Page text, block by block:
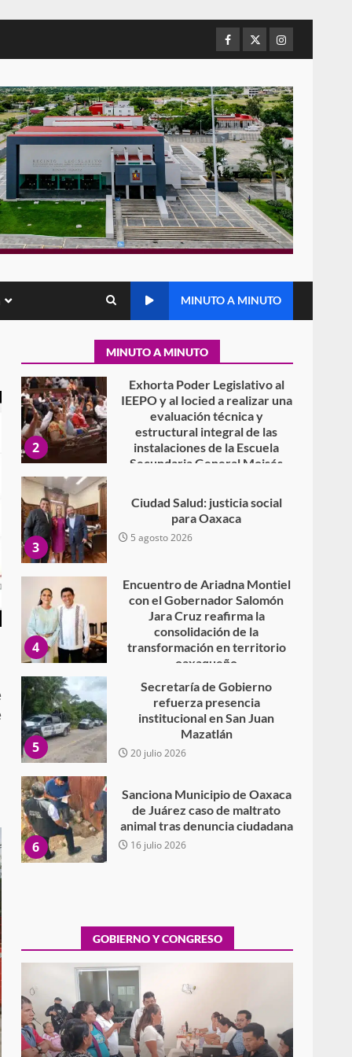
Facebook
TwitterInstagram
MINUTO A MINUTO
MINUTO A MINUTO
institucional en San Juan
Mazatlán
6
Sanciona Municipio de Oaxaca
de Juárez caso de maltrato
animal tras denuncia ciudadana
16 julio 2026
7
Detienen a Ernesto Ruffo en
Baja California; FGR lo investiga
por presuntos delitos de
delincuencia organizada y
contrabando
Avanza con orden y
tranquilidad el proceso
electoral extraordinario de
7 agosto 2026
2
Exhorta Poder Legislativo al
IEEPO y al Iocied a realizar una
evaluación técnica y
estructural integral de las
instalaciones de la Escuela
Secundaria General Moisés
5 agosto 2026
3
Ciudad Salud: justicia social
para Oaxaca
5 agosto 2026
4
Encuentro de Ariadna Montiel
con el Gobernador Salomón
Jara Cruz reafirma la
consolidación de la
transformación en territorio
oaxaqueño
30 julio 2026
5
Secretaría de Gobierno
refuerza presencia
institucional en San Juan
Mazatlán
20 julio 2026
6
Sanciona Municipio de Oaxaca
de Juárez caso de maltrato
animal tras denuncia ciudadana
16 julio 2026
7
delincuencia organizada y
contrabando
16 julio 2026
1
Avanza con orden y
tranquilidad el proceso
electoral extraordinario de
Santiago Xanica: Jesús Romero
7 agosto 2026
GOBIERNO Y CONGRESO
Exhorta Poder Legislativo al IEEPO y al Iocied
a realizar una evaluación técnica y